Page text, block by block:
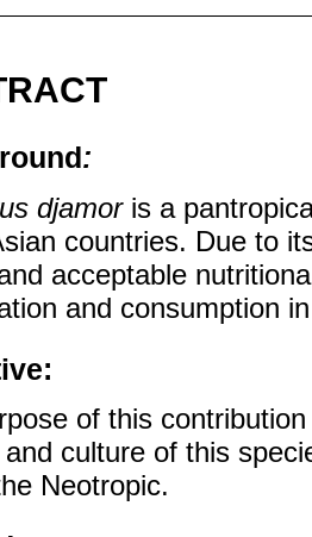
:
djamoris a
countries. Due to
acceptable
and consumption
of this
and culture of this
Neotropic.